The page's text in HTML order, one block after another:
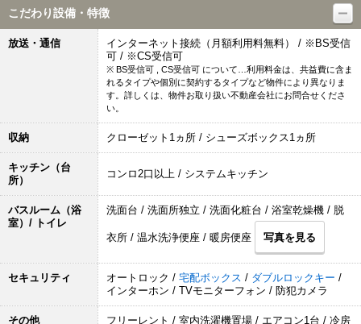
こだわり設備・特徴
放送・通信
インターネット接続（月額利用料無料） / ※BS受信
可 / ※CS受信可
※ BS受信可 , CS受信可 について…利用料金は、共益費に含ま
れるタイプや個別に契約するタイプなど物件により異なりま
す。詳しくは、物件お取り扱い不動産会社にお問合せくださ
い。
収納 クローゼット1ヵ所 / シューズボックス1ヵ所
キッチン（台
所）
コンロ2口以上 / システムキッチン
バスルーム（浴
室）/ トイレ
洗面台 / 洗面所独立 / 洗面化粧台 / 浴室乾燥機 / 脱
衣所 / 温水洗浄便座 / 暖房便座 写真を見る
セキュリティ オートロック / 宅配ボックス / ダブルロックキー /
インターホン / TVモニターフォン / 防犯カメラ
その他
フリーレント / 室内洗濯機置場 / エアコン1台 / 冷房